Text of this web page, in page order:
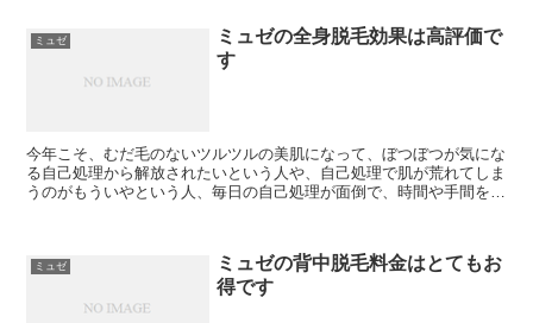
ミュゼ
ミュゼの全身脱毛効果は高評価で
す
今年こそ、むだ毛のないツルツルの美肌になって、ぼつぼつが気にな
る自己処理から解放されたいという人や、自己処理で肌が荒れてしま
うのがもういやという人、毎日の自己処理が面倒で、時間や手間を省
ミュゼ
ミュゼの背中脱毛料金はとてもお
得です